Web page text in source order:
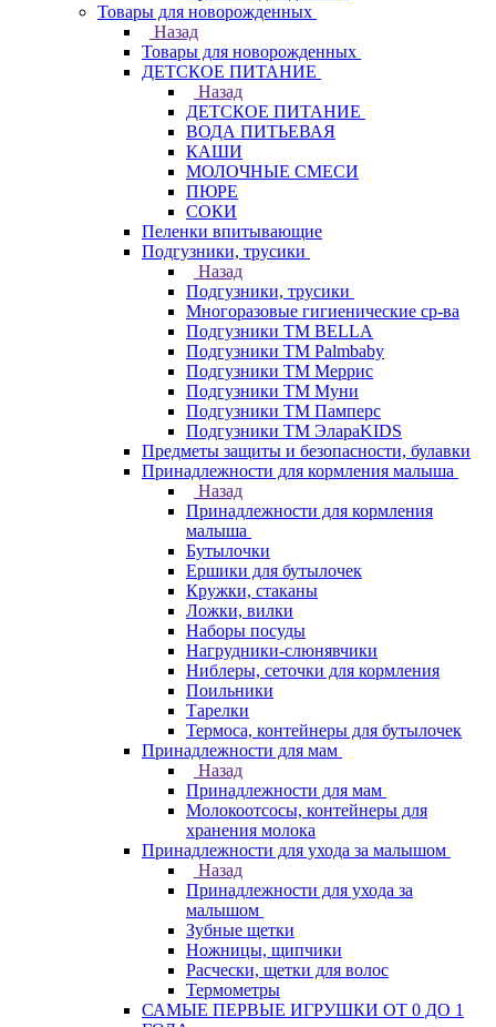
Товары для новорожденных
Назад
Товары для новорожденных
ДЕТСКОЕ ПИТАНИЕ
Назад
ДЕТСКОЕ ПИТАНИЕ
ВОДА ПИТЬЕВАЯ
КАШИ
МОЛОЧНЫЕ СМЕСИ
ПЮРЕ
СОКИ
Пеленки впитывающие
Подгузники, трусики
Назад
Подгузники, трусики
Многоразовые гигиенические ср-ва
Подгузники ТМ BELLA
Подгузники ТМ Palmbaby
Подгузники ТМ Меррис
Подгузники ТМ Муни
Подгузники ТМ Памперс
Подгузники ТМ ЭлараKIDS
Предметы защиты и безопасности, булавки
Принадлежности для кормления малыша
Назад
Принадлежности для кормления
малыша
Бутылочки
Ершики для бутылочек
Кружки, стаканы
Ложки, вилки
Наборы посуды
Нагрудники-слюнявчики
Ниблеры, сеточки для кормления
Поильники
Тарелки
Термоса, контейнеры для бутылочек
Принадлежности для мам
Назад
Принадлежности для мам
Молокоотсосы, контейнеры для
хранения молока
Принадлежности для ухода за малышом
Назад
Принадлежности для ухода за
малышом
Зубные щетки
Ножницы, щипчики
Расчески, щетки для волос
Термометры
САМЫЕ ПЕРВЫЕ ИГРУШКИ ОТ 0 ДО 1